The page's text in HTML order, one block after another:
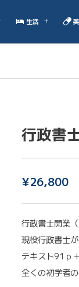
生活
行政書
¥26,800
行政書士開業
現役行政書士
テキスト91ｐ
全くの初学者